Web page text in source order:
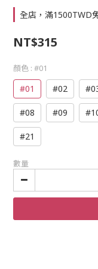
全店，滿1500TWD
NT$315
顏色 : #01
#01 #02
#08 #09
#21
數量